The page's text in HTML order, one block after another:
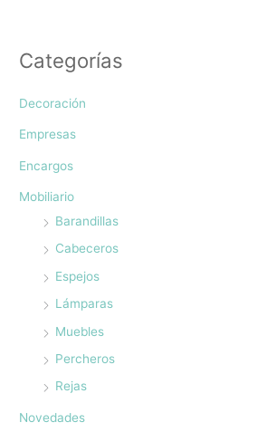
Categorías
Decoración
Empresas
Encargos
Mobiliario
Barandillas
Cabeceros
Espejos
Lámparas
Muebles
Percheros
Rejas
Novedades